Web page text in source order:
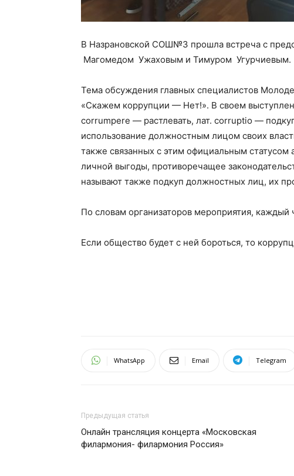
В Назрановской СОШ№3 прошла встреча с
Магомедом Ужаховым и Тимуром Угурчиевым.
Тема обсуждения главных специалистов
«Скажем коррупции — Нет!». В своем
corrumpere — растлевать, лат. corruptio —
использование должностным лицом своих
также связанных с этим официальным статусом
личной выгоды, противоречащее
называют также подкуп должностных лиц, их
По словам организаторов мероприятия,
Если общество будет с ней бороться, то
WhatsApp Email Telegram
Предыдущая статья
Онлайн трансляция концерта «Московская
филармония- филармония Россия»